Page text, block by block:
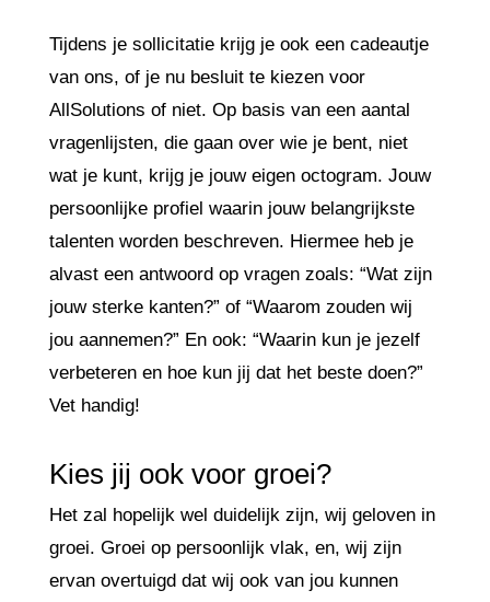
Tijdens je sollicitatie krijg je ook een cadeautje
van ons, of je nu besluit te kiezen voor
AllSolutions of niet. Op basis van een aantal
vragenlijsten, die gaan over wie je bent, niet
wat je kunt, krijg je jouw eigen octogram. Jouw
persoonlijke profiel waarin jouw belangrijkste
talenten worden beschreven. Hiermee heb je
alvast een antwoord op vragen zoals: “Wat zijn
jouw sterke kanten?” of “Waarom zouden wij
jou aannemen?” En ook: “Waarin kun je jezelf
verbeteren en hoe kun jij dat het beste doen?”
Vet handig!
Kies jij ook voor groei?
Het zal hopelijk wel duidelijk zijn, wij geloven in
groei. Groei op persoonlijk vlak, en, wij zijn
ervan overtuigd dat wij ook van jou kunnen